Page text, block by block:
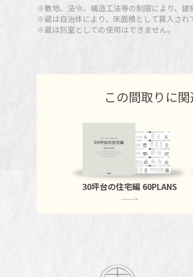
※敷地、法令、構造工法等の制限により、建
※蔵は自治体により、床面積として算入され
※蔵は別室としての使用はできません。
この間取りに
30坪台の住宅編 60PLANS